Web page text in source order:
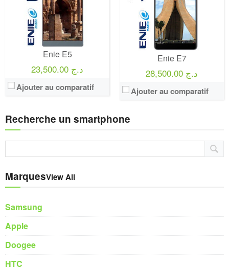
Enie E5
23,500.00 د.ج
Ajouter au comparatif
Enie E7
28,500.00 د.ج
Ajouter au comparatif
Recherche un smartphone
MarquesView All
Samsung
Apple
Doogee
HTC